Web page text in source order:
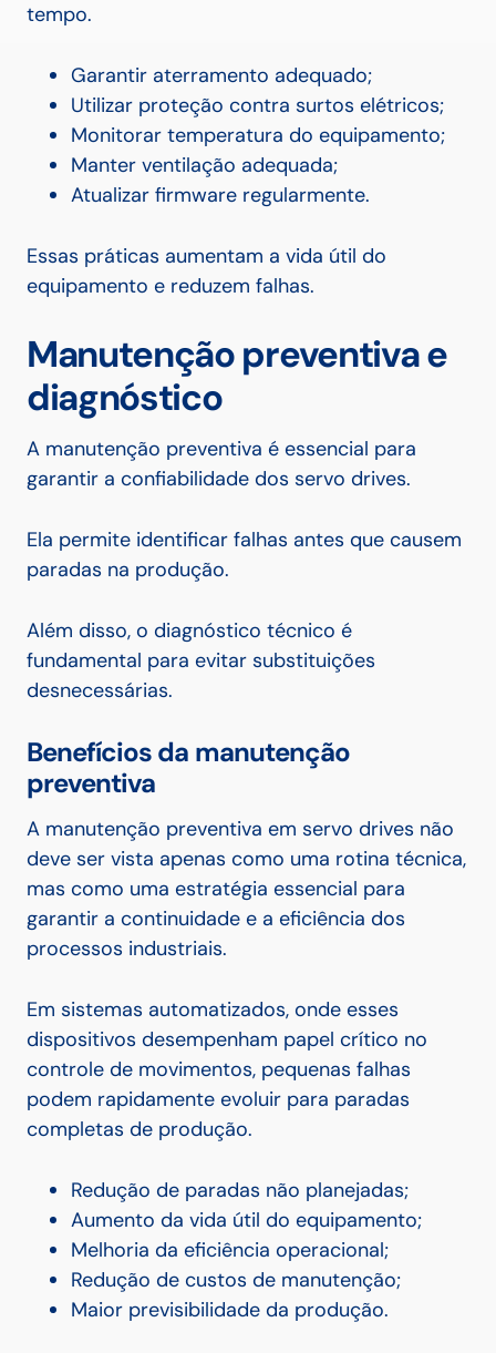
tempo.
Garantir aterramento adequado;
Utilizar proteção contra surtos elétricos;
Monitorar temperatura do equipamento;
Manter ventilação adequada;
Atualizar firmware regularmente.
Essas práticas aumentam a vida útil do
equipamento e reduzem falhas.
Manutenção preventiva e
diagnóstico
A manutenção preventiva é essencial para
garantir a confiabilidade dos servo drives.
Ela permite identificar falhas antes que causem
paradas na produção.
Além disso, o diagnóstico técnico é
fundamental para evitar substituições
desnecessárias.
Benefícios da manutenção
preventiva
A manutenção preventiva em servo drives não
deve ser vista apenas como uma rotina técnica,
mas como uma estratégia essencial para
garantir a continuidade e a eficiência dos
processos industriais.
Em sistemas automatizados, onde esses
dispositivos desempenham papel crítico no
controle de movimentos, pequenas falhas
podem rapidamente evoluir para paradas
completas de produção.
Redução de paradas não planejadas;
Aumento da vida útil do equipamento;
Melhoria da eficiência operacional;
Redução de custos de manutenção;
Maior previsibilidade da produção.